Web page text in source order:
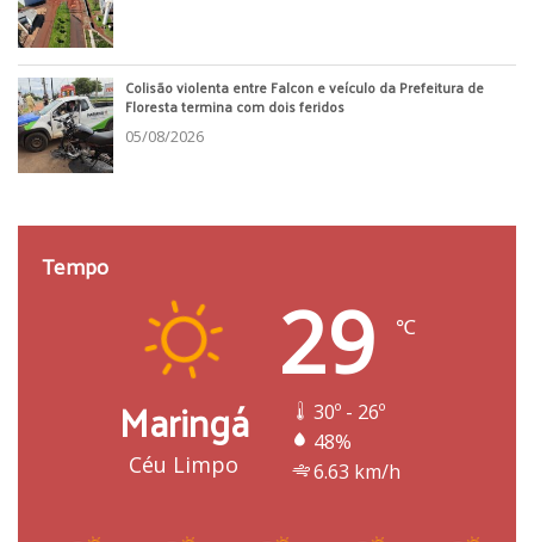
Colisão violenta entre Falcon e veículo da Prefeitura de
Floresta termina com dois feridos
05/08/2026
Tempo
Maringá
Céu Limpo
29 ℃
30º - 26º
48%
6.63 km/h